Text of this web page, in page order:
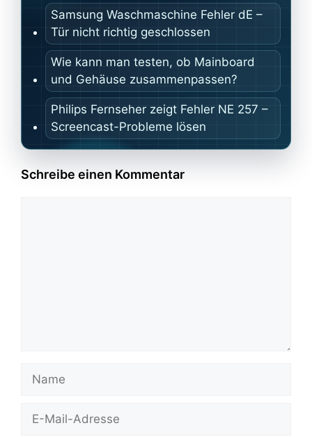
Samsung Waschmaschine Fehler dE –
Tür nicht richtig geschlossen
Wie kann man testen, ob Mainboard
und Gehäuse zusammenpassen?
Philips Fernseher zeigt Fehler NE 257 –
Screencast-Probleme lösen
Schreibe einen Kommentar
Name